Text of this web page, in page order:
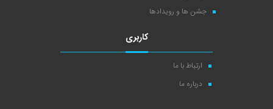
جشن ها و رویدادها
کاربری
ارتباط با ما
درباره ما